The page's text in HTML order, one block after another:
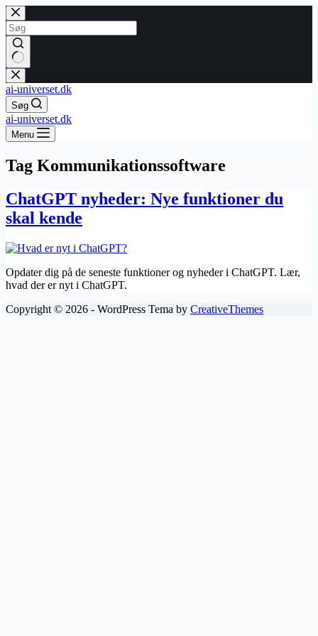
Fortsæt
til
indhold
Ingen
resultater
ai-universet.dk
Søg
ai-universet.dk
Menu
Tag Kommunikationssoftware
ChatGPT nyheder: Nye funktioner du
skal kende
Opdater dig på de seneste funktioner og nyheder i ChatGPT. Lær,
hvad der er nyt i ChatGPT.
Copyright © 2026 - WordPress Tema by CreativeThemes